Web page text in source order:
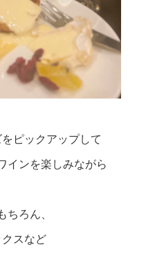
ピックアップして
インを楽しみながら
ちろん、
スなど